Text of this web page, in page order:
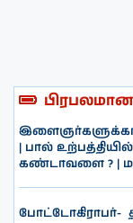
| பால் உற்பத்தியில்
கண்டாவளை ? |
போட்டோகிராபர்-